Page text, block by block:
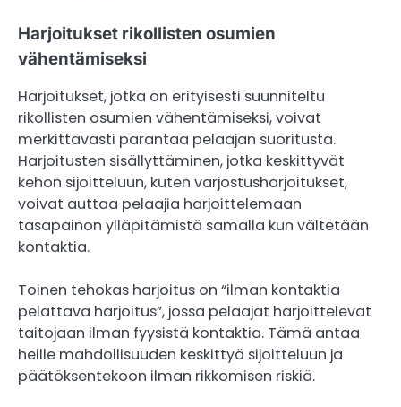
Harjoitukset rikollisten osumien
vähentämiseksi
Harjoitukset, jotka on erityisesti suunniteltu
rikollisten osumien vähentämiseksi, voivat
merkittävästi parantaa pelaajan suoritusta.
Harjoitusten sisällyttäminen, jotka keskittyvät
kehon sijoitteluun, kuten varjostusharjoitukset,
voivat auttaa pelaajia harjoittelemaan
tasapainon ylläpitämistä samalla kun vältetään
kontaktia.
Toinen tehokas harjoitus on “ilman kontaktia
pelattava harjoitus”, jossa pelaajat harjoittelevat
taitojaan ilman fyysistä kontaktia. Tämä antaa
heille mahdollisuuden keskittyä sijoitteluun ja
päätöksentekoon ilman rikkomisen riskiä.